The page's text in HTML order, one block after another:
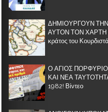
ΔΗΜΙΟΥΡΓΟΥΝ
ΑΥΤΟΝ ΤΟΝ ΧΑΡΤΗ
κράτος του
Ο ΑΓΙΟΣ
ΚΑΙ ΝΕΑ
1982! Βίντεο